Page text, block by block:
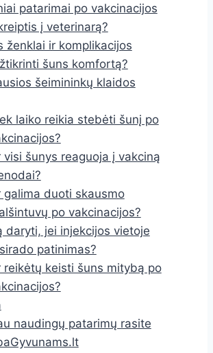
patarimai po vakcinacijos
į veterinarą?
ženklai ir komplikacijos
šuns komfortą?
šeimininkų klaidos
laiko reikia stebėti šunį po
visi šunys reaguoja į vakciną
galima duoti skausmo
po vakcinacijos?
daryti, jei injekcijos vietoje
patinimas?
reikėtų keisti šuns mitybą po
naudingų patarimų rasite